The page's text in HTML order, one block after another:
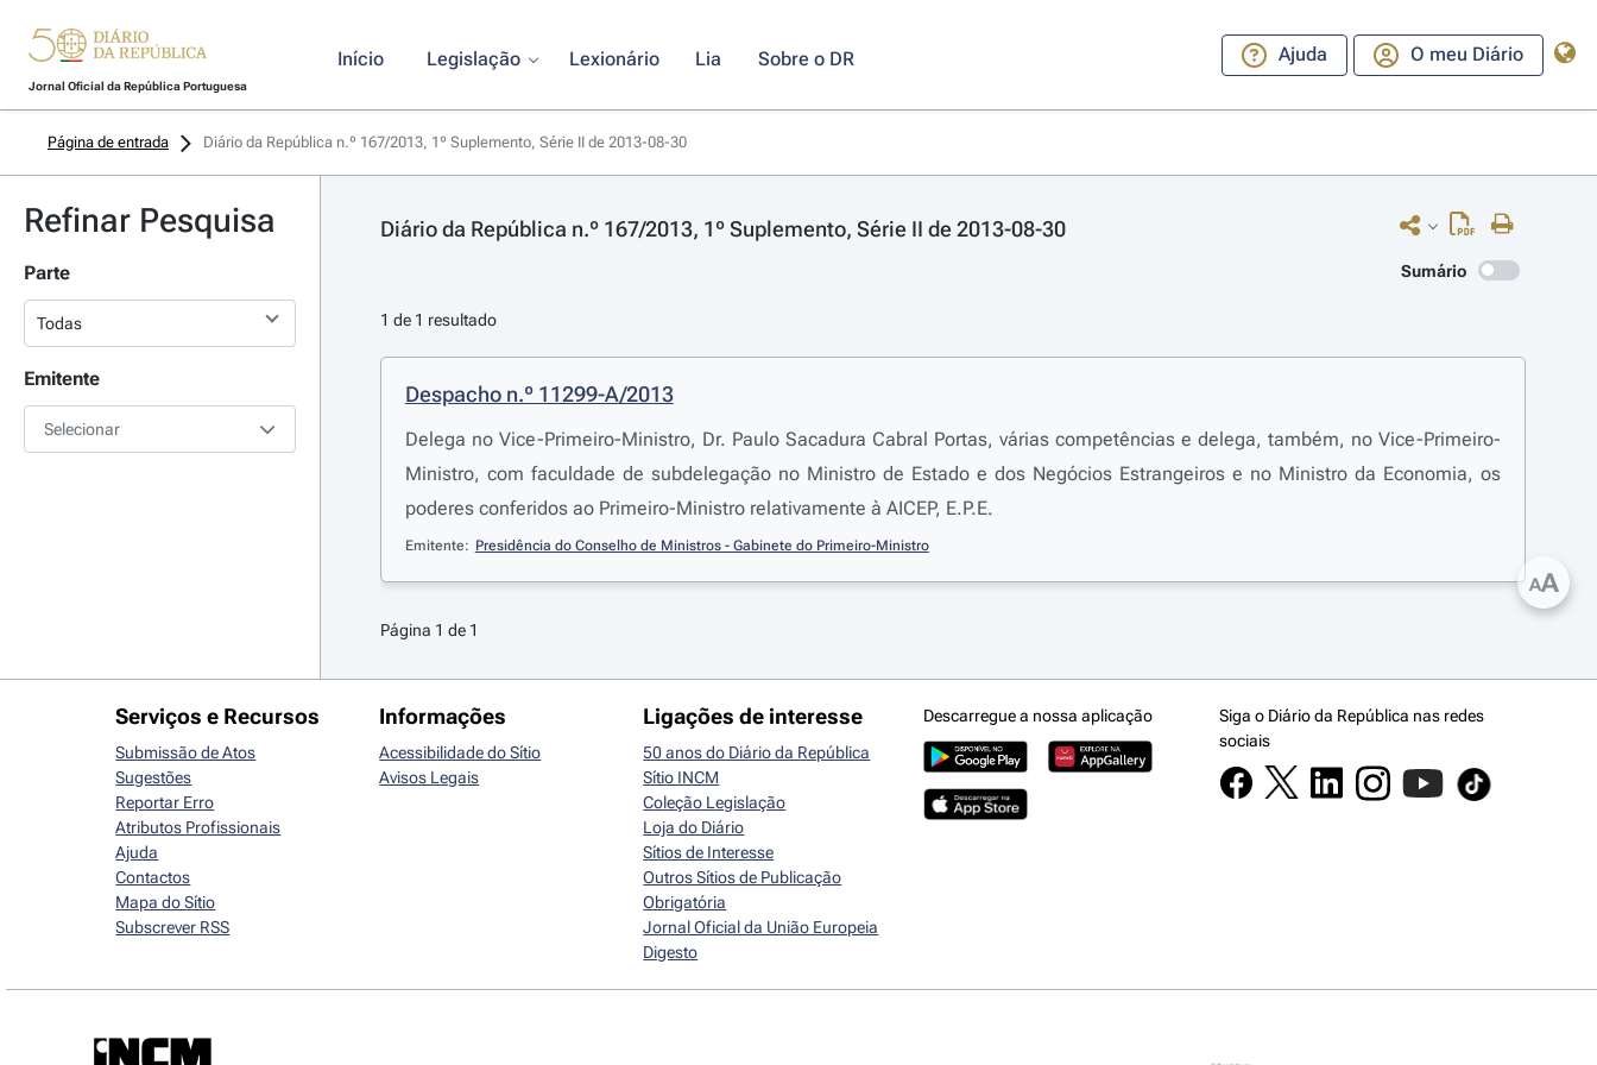
Jornal Oficial da República Portuguesa
Início Legislação Lexionário Lia Sobre o DR Ajuda O meu Diário
Página de entrada Diário da República n.º 167/2013, 1º Suplemento, Série II de 2013-08-30
Refinar Pesquisa
Parte
Emitente
Selecionar
Diário da República n.º 167/2013, 1º Suplemento, Série II de 2013-08-30
Sumário
1 de 1 resultado
Despacho n.º 11299-A/2013
Delega no Vice-Primeiro-Ministro, Dr. Paulo Sacadura Cabral Portas, várias competências e delega, também, no Vice-Primeiro-
Ministro, com faculdade de subdelegação no Ministro de Estado e dos Negócios Estrangeiros e no Ministro da Economia, os
poderes conferidos ao Primeiro-Ministro relativamente à AICEP, E.P.E.
Emitente: Presidência do Conselho de Ministros - Gabinete do Primeiro-Ministro
Página 1 de 1
AA
Serviços e Recursos
Submissão de Atos
Sugestões
Reportar Erro
Atributos Profissionais
Ajuda
Contactos
Mapa do Sítio
Subscrever RSS
Informações
Acessibilidade do Sítio
Avisos Legais
Ligações de interesse
50 anos do Diário da República
Sítio INCM
Coleção Legislação
Loja do Diário
Sítios de Interesse
Outros Sítios de Publicação
Obrigatória
Jornal Oficial da União Europeia
Digesto
Descarregue a nossa aplicação
Siga o Diário da República nas redes
sociais